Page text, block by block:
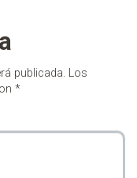
publicada. Los
*